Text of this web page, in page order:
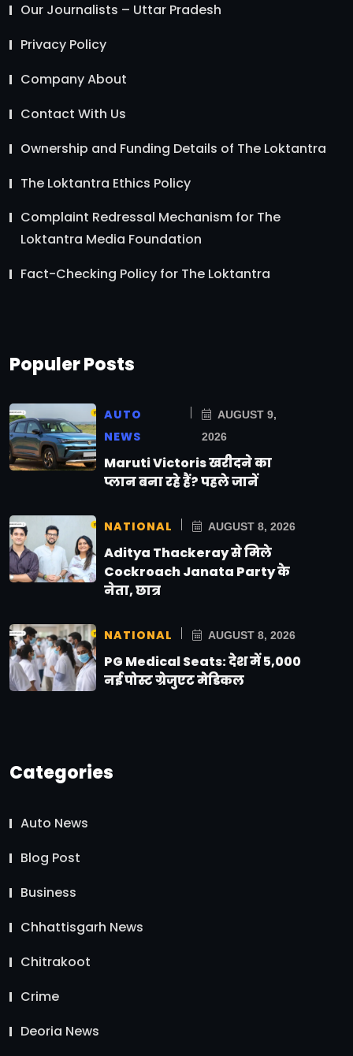
Our Journalists – Uttar Pradesh
Privacy Policy
Company About
Contact With Us
Ownership and Funding Details of The Loktantra
The Loktantra Ethics Policy
Complaint Redressal Mechanism for The
Loktantra Media Foundation
Fact-Checking Policy for The Loktantra
Populer Posts
AUTO
NEWS
AUGUST 9,
2026
Maruti Victoris खरीदने का
प्लान बना रहे हैं? पहले जानें
NATIONAL AUGUST 8, 2026
Aditya Thackeray से मिले
Cockroach Janata Party के
नेता, छात्र
NATIONAL AUGUST 8, 2026
PG Medical Seats: देश में 5,000
नई पोस्ट ग्रेजुएट मेडिकल
Categories
Auto News
Blog Post
Business
Chhattisgarh News
Chitrakoot
Crime
Deoria News